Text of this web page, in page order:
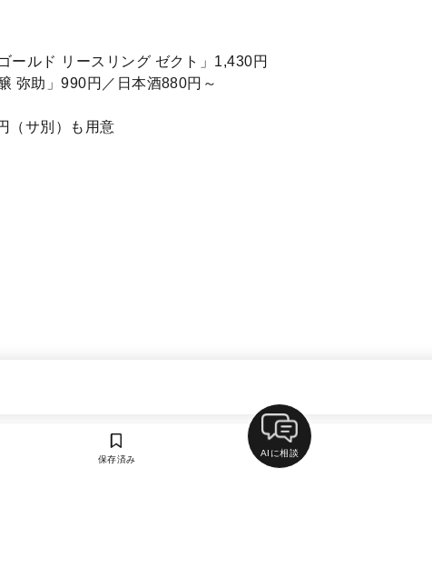
ールド リースリング ゼクト」1,430円
弥助」990円／日本酒880円～
（サ別）も用意
保存済み
AIに相談